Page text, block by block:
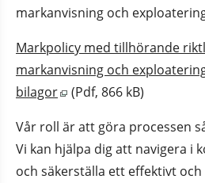
markanvisning och
Markpolicy med tillhörande
markanvisning och
bilagor
Pdf, 866 kB, öppnas i
(Pdf, 866 kB)
Vår roll är att göra processen
Vi kan hjälpa dig att navigera i
och säkerställa ett effektivt